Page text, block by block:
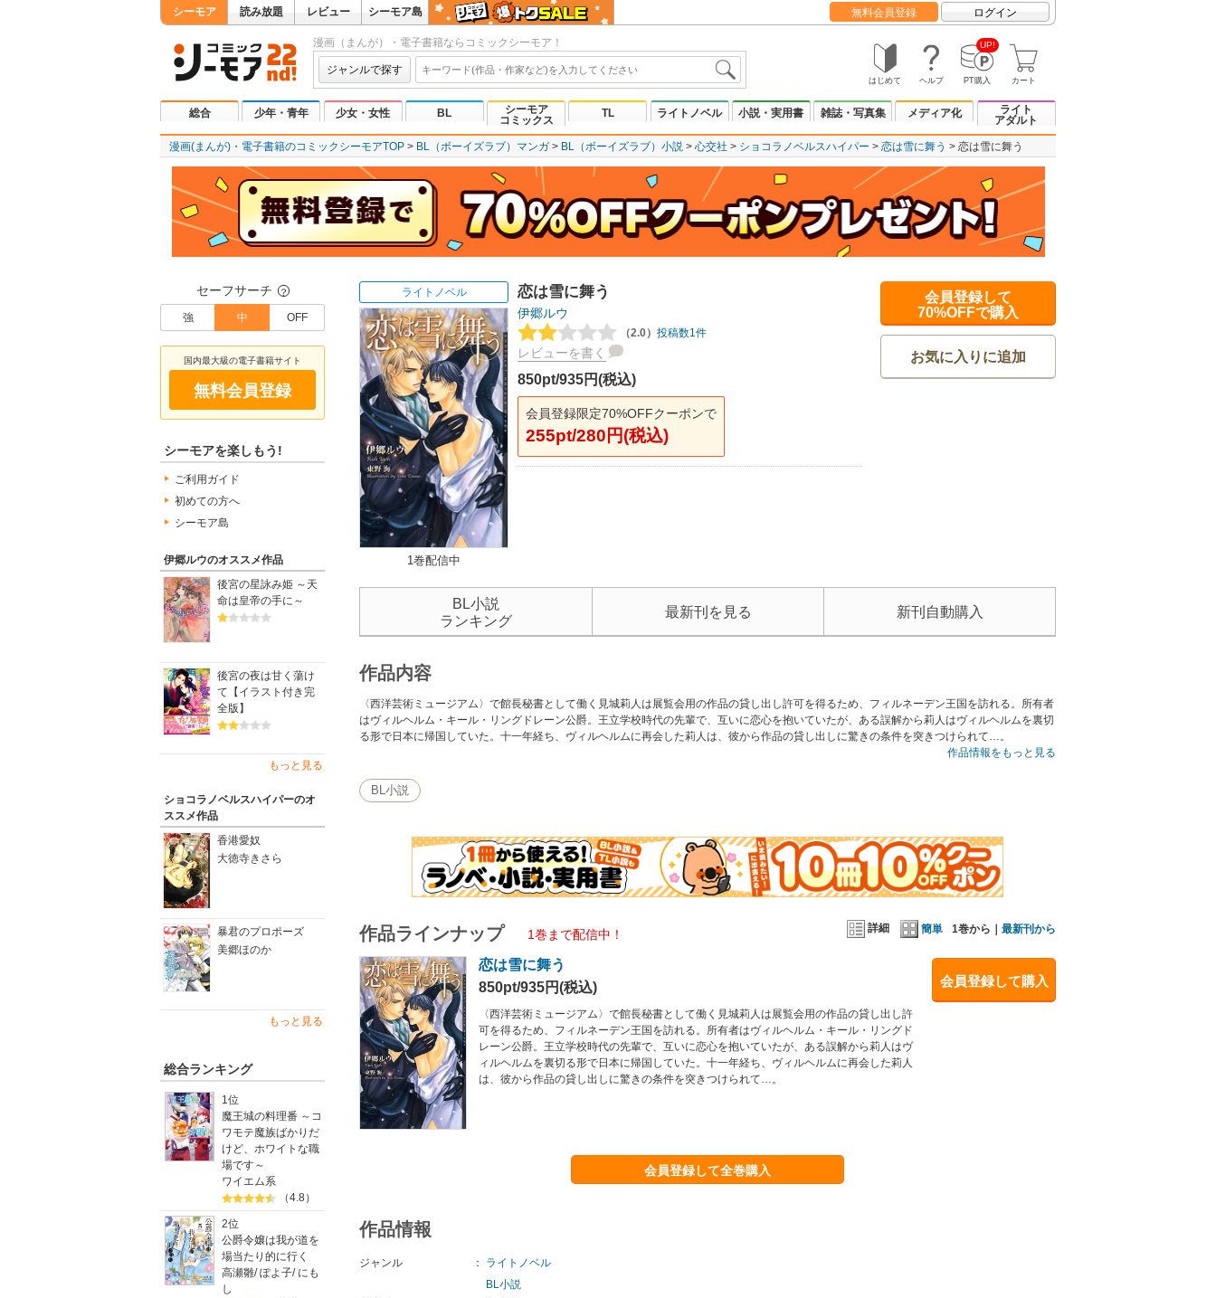
シーモア 読み放題 レビュー シーモア島 無料会員登録 ログイン
漫画（まんが）・電子書籍ならコミックシーモア！
ジャンルで探す
はじめて ヘルプ
UP!
PT購入 カート
総合 少年・青年 少女・女性 BL
シーモア
コミックス
TL ライトノベル 小説・実用書 雑誌・写真集 メディア化
ライト
アダルト
漫画(まんが)・電子書籍のコミックシーモアTOP BL（ボーイズラブ）マンガ BL（ボーイズラブ）小説 心交社 ショコラノベルスハイパー 恋は雪に舞う 恋は雪に舞う
セーフサーチ ？
強 中 OFF
国内最大級の電子書籍サイト
無料会員登録
シーモアを楽しもう!
ご利用ガイド
初めての方へ
シーモア島
伊郷ルウのオススメ作品
後宮の星詠み姫 ～天
命は皇帝の手に～
後宮の夜は甘く蕩け
て【イラスト付き完
全版】
もっと見る
ショコラノベルスハイパーのオ
ススメ作品
香港愛奴
大徳寺きさら
暴君のプロポーズ
美郷ほのか
もっと見る
総合ランキング
1位
魔王城の料理番 ～コ
ワモテ魔族ばかりだ
けど、ホワイトな職
場です～
ワイエム系
（4.8）
2位
公爵令嬢は我が道を
場当たり的に行く
高瀬雛/ぽよ子/ にも
し
ライトノベル
1巻配信中
恋は雪に舞う
伊郷ルウ
（2.0） 投稿数1件
レビューを書く
850pt/935円(税込)
会員登録限定70%OFFクーポンで
255pt/280円(税込)
会員登録して
70%OFFで購入
お気に入りに追加
BL小説
ランキング
最新刊を見る 新刊自動購入
作品内容
〈西洋芸術ミュージアム〉で館長秘書として働く見城莉人は展覧会用の作品の貸し出し許可を得るため、フィルネーデン王国を訪れる。所有者
はヴィルヘルム・キール・リングドレーン公爵。王立学校時代の先輩で、互いに恋心を抱いていたが、ある誤解から莉人はヴィルヘルムを裏切
る形で日本に帰国していた。十一年経ち、ヴィルヘルムに再会した莉人は、彼から作品の貸し出しに驚きの条件を突きつけられて…。
作品情報をもっと見る
BL小説
詳細 簡単 1巻から｜ 最新刊から
作品ラインナップ 1巻まで配信中！
会員登録して購入
恋は雪に舞う
850pt/935円(税込)
〈西洋芸術ミュージアム〉で館長秘書として働く見城莉人は展覧会用の作品の貸し出し許
可を得るため、フィルネーデン王国を訪れる。所有者はヴィルヘルム・キール・リングド
レーン公爵。王立学校時代の先輩で、互いに恋心を抱いていたが、ある誤解から莉人はヴ
ィルヘルムを裏切る形で日本に帰国していた。十一年経ち、ヴィルヘルムに再会した莉人
は、彼から作品の貸し出しに驚きの条件を突きつけられて…。
会員登録して全巻購入
作品情報
ジャンル ：
ライトノベル
BL小説